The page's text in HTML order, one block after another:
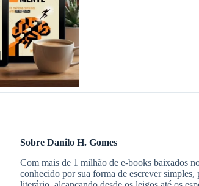
Sobre Danilo H. Gomes
Com mais de 1 milhão de e-books baixados
conhecido por sua forma de escrever